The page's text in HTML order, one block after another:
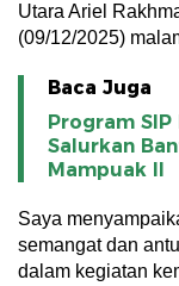
Utara Ariel
(09/12/2025)
Baca Juga
Program
Salurkan
Mampuak ll
Saya
semangat dan
dalam kegiatan